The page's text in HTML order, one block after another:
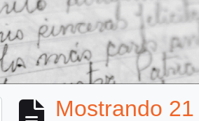
Mostrando